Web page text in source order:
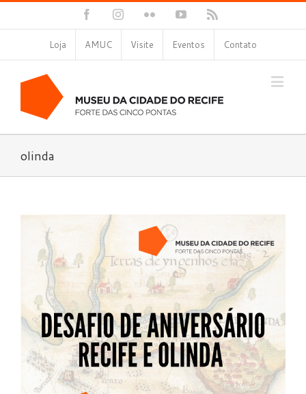
FacebookInstagramFlickr YouTube
Loja AMUC Visite Eventos Contato
olinda